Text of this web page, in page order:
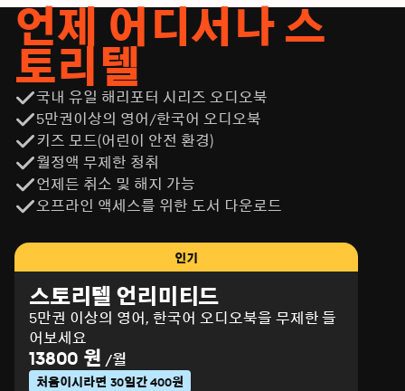
언제 어디서나 스
토리텔
국내 유일 해리포터 시리즈 오디오북
5만권이상의 영어/한국어 오디오북
키즈 모드(어린이 안전 환경)
월정액 무제한 청취
언제든 취소 및 해지 가능
오프라인 액세스를 위한 도서 다운로드
인기
스토리텔 언리미티드
5만권 이상의 영어, 한국어 오디오북을 무제한 들
어보세요
13800 원 /월
처음이시라면 30일간 400원